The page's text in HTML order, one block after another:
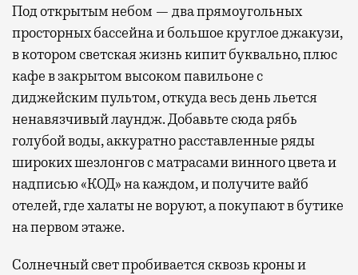
Под открытым небом — два прямоугольных
просторных бассейна и большое круглое джакузи,
в котором светская жизнь кипит буквально, плюс
кафе в закрытом высоком павильоне с
диджейским пультом, откуда весь день льется
ненавязчивый лаундж. Добавьте сюда рябь
голубой воды, аккуратно расставленные ряды
широких шезлонгов с матрасами винного цвета и
надписью «КОД» на каждом, и получите вайб
отелей, где халаты не воруют, а покупают в бутике
на первом этаже.
Солнечный свет пробивается сквозь кроны и